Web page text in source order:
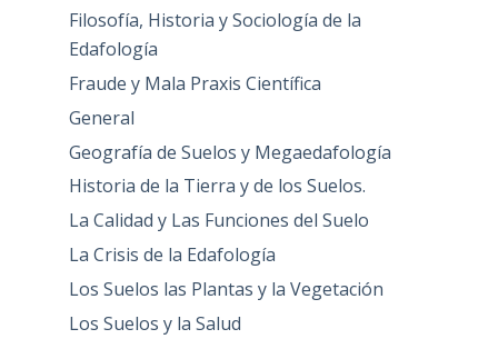
Filosofía, Historia y Sociología de la
Edafología
Fraude y Mala Praxis Científica
General
Geografía de Suelos y Megaedafología
Historia de la Tierra y de los Suelos.
La Calidad y Las Funciones del Suelo
La Crisis de la Edafología
Los Suelos las Plantas y la Vegetación
Los Suelos y la Salud